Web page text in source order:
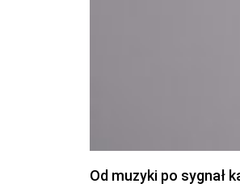
Od muzyki po sygnał